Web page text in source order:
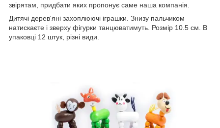
звірятам, придбати яких пропонує саме наша компанія.
Дитячі дерев'яні захоплюючі іграшки. Знизу пальчиком
натискаєте і зверху фігурки танцюватимуть. Розмір 10.5 см. В
упаковці 12 штук, різні види.